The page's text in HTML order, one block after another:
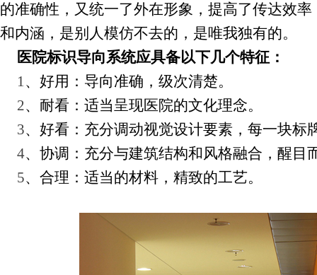
的准确性，又统一了外在形象，提高了传达效
和内涵，是别人模仿不去的，是唯我独有的。
医院标识导向系统应具备以下几个特征：
1、好用：导向准确，级次清楚。
2、耐看：适当呈现医院的文化理念。
3、好看：充分调动视觉设计要素，每一块标
4、协调：充分与建筑结构和风格融合，醒目
5、合理：适当的材料，精致的工艺。